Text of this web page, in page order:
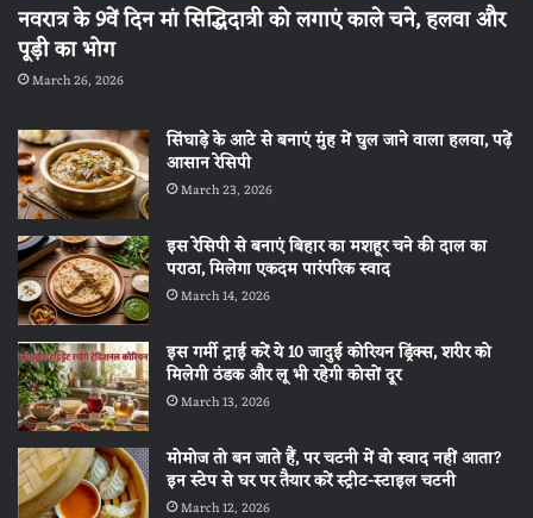
नवरात्र के 9वें दिन मां सिद्धिदात्री को लगाएं काले चने, हलवा और
पूड़ी का भोग
March 26, 2026
सिंघाड़े के आटे से बनाएं मुंह में घुल जाने वाला हलवा, पढ़ें
आसान रेसिपी
March 23, 2026
इस रेसिपी से बनाएं बिहार का मशहूर चने की दाल का
पराठा, मिलेगा एकदम पारंपरिक स्वाद
March 14, 2026
इस गर्मी ट्राई करें ये 10 जादुई कोरियन ड्रिंक्स, शरीर को
मिलेगी ठंडक और लू भी रहेगी कोसों दूर
March 13, 2026
मोमोज तो बन जाते हैं, पर चटनी में वो स्वाद नहीं आता?
इन स्टेप से घर पर तैयार करें स्ट्रीट-स्टाइल चटनी
March 12, 2026